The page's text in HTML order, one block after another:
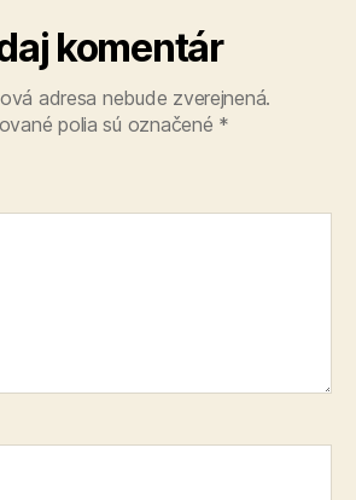
komentár
adresa nebude zverejnená.
polia sú označené *